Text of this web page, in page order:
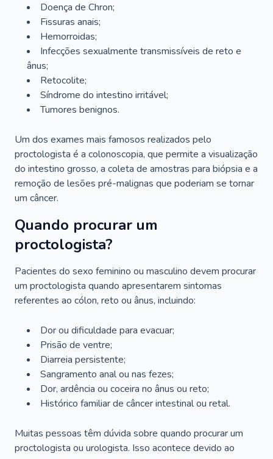
Doença de Chron;
Fissuras anais;
Hemorroidas;
Infecções sexualmente transmissíveis de reto e
ânus;
Retocolite;
Síndrome do intestino irritável;
Tumores benignos.
Um dos exames mais famosos realizados pelo
proctologista é a colonoscopia, que permite a visualização
do intestino grosso, a coleta de amostras para biópsia e a
remoção de lesões pré-malignas que poderiam se tornar
um câncer.
Quando procurar um
proctologista?
Pacientes do sexo feminino ou masculino devem procurar
um proctologista quando apresentarem sintomas
referentes ao cólon, reto ou ânus, incluindo:
Dor ou dificuldade para evacuar;
Prisão de ventre;
Diarreia persistente;
Sangramento anal ou nas fezes;
Dor, ardência ou coceira no ânus ou reto;
Histórico familiar de câncer intestinal ou retal.
Muitas pessoas têm dúvida sobre quando procurar um
proctologista ou urologista. Isso acontece devido ao